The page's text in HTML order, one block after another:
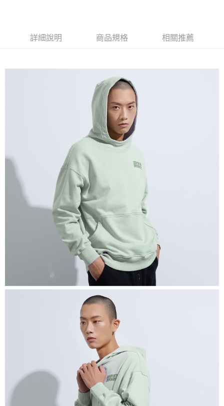
４．使用「AFTEE先享後付」時，將依據個別帳號之用戶狀況，依本公司即
５．嚴禁一人註冊多個帳號或使用他人資訊註冊。若發現惡意使用之情形，
恩沛科技股份有限公司將有權停止該用戶之使用額度並採取法律行動。
每筆NT$80，滿NT$1,200(含以上)免運費
詳細說明 商品規格 相關推薦